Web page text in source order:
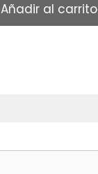
o
f
5
Añadir al carrito